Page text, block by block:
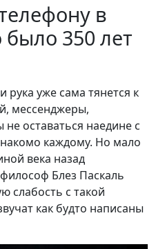
в
было 350 лет
рука уже сама тянется к
мессенджеры,
оставаться наедине с
каждому. Но мало
века назад
Блез Паскаль
слабость с такой
как будто написаны